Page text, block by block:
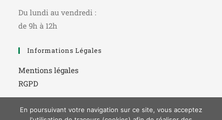
Du lundi au vendredi :
de 9h à 12h
Informations Légales
Mentions légales
RGPD
En poursuivant votre navigation sur ce site, vous acceptez